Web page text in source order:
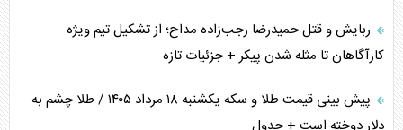
ربایش و قتل حمیدرضا رجب‌زاده مداح؛ از تشکیل تیم ویژه
کارآگاهان تا مثله شدن پیکر + جزئیات تازه
پیش بینی قیمت طلا و سکه یکشنبه ۱۸ مرداد ۱۴۰۵ / طلا چشم به